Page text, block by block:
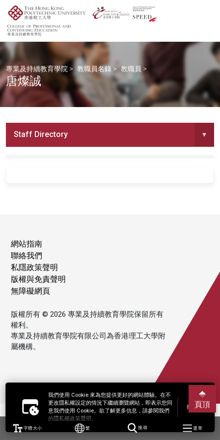
我們使用 Cookie 來為您提供更好的網站體驗。在不
更改隱私權設定的情況下繼續瀏覽網站，即表示您同
意我們使用 Cookie。欲了解更多信息，請參閱我們
的隱私權政策聲明。
接受
字體大小 繁 搜尋 選單
專業及持續教育學院 > 教職員名錄 > 教職員 >
唐燦誠
Staff Directory ▾
網站指南
聯絡我們
私隱政策聲明
版權與免責聲明
無障礙網頁
版權所有 © 2026 專業及持續教育學院保留所有
權利。
專業及持續教育學院有限公司為香港理工大學附
屬機構。
頁頂